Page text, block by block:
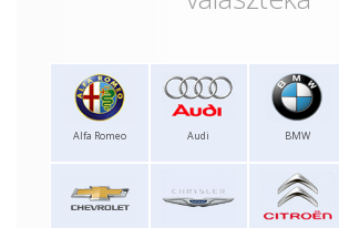
Alfa Romeo Audi BMW